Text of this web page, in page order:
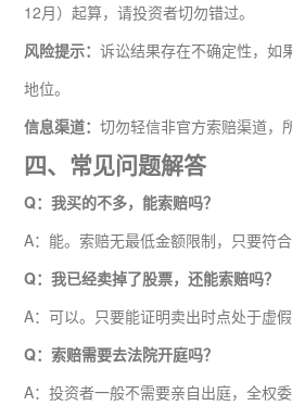
12月）起算，请投资者切勿错过。
风险提示： 诉讼结果存在不确定性，如
地位。
信息渠道： 切勿轻信非官方索赔渠道，
四、常见问题解答
Q：我买的不多，能索赔吗？
A：能。索赔无最低金额限制，只要符
Q：我已经卖掉了股票，还能索赔吗？
A：可以。只要能证明卖出时点处于虚
Q：索赔需要去法院开庭吗？
A：投资者一般不需要亲自出庭，全权